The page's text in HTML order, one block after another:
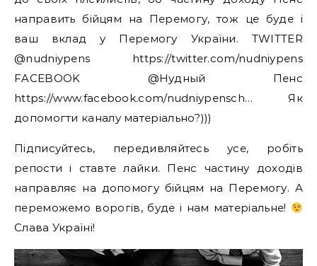
направить бійцям на Перемогу, тож це буде і
ваш вклад у Перемогу України. TWITTER
@nudniypens https://twitter.com/nudniypens
FACEBOOK @Нудный Пенс
https://www.facebook.com/nudniypensch… Як
допомогти каналу матеріально?)))
Підписуйтесь, передивляйтесь усе, робіть
репости і ставте лайки. Пенс частину доходів
направляє на допомогу бійцям на Перемогу. А
переможемо ворогів, буде і нам матеріальне!
Слава Україні!